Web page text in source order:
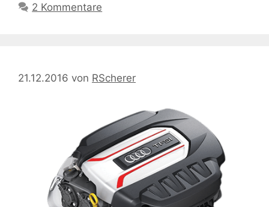
2 Kommentare
21.12.2016 von RScherer